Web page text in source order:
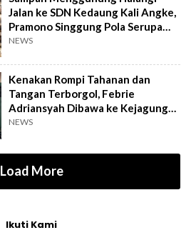
Jalan ke SDN Kedaung Kali Angke,
Pramono Singgung Pola Serupa
Kramat Jati
NEWS
Kenakan Rompi Tahanan dan
Tangan Terborgol, Febrie
Adriansyah Dibawa ke Kejagung
untuk Diperiksa
NEWS
Load More
Ikuti Kami